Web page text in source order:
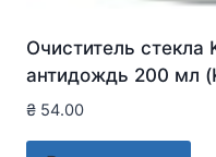
Очиститель стекла
антидождь 200 мл
₴ 54.00